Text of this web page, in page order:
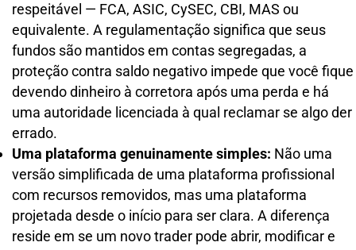
respeitável — FCA, ASIC, CySEC, CBI, MAS ou
equivalente. A regulamentação significa que seus
fundos são mantidos em contas segregadas, a
proteção contra saldo negativo impede que você fique
devendo dinheiro à corretora após uma perda e há
uma autoridade licenciada à qual reclamar se algo der
errado.
Uma plataforma genuinamente simples: Não uma
versão simplificada de uma plataforma profissional
com recursos removidos, mas uma plataforma
projetada desde o início para ser clara. A diferença
reside em se um novo trader pode abrir, modificar e